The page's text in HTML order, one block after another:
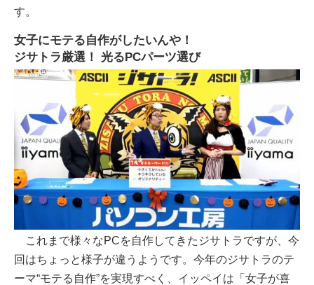
す。
女子にモテる自作がしたいんや！
ジサトラ厳選！ 光るPCパーツ選び
これまで様々なPCを自作してきたジサトラですが、今
回はちょっと様子が違うようです。今年のジサトラのテ
ーマ“モテる自作”を実現すべく、イッペイは「女子が喜